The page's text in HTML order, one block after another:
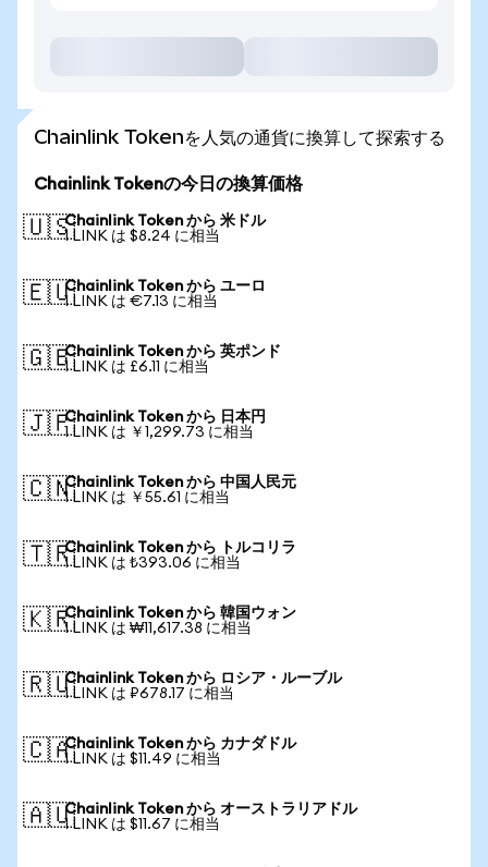
Chainlink Tokenを人気の通貨に換算して探索する
Chainlink Tokenの今日の換算価格
🇺🇸Chainlink Token から 米ドル
1 LINK は $8.24 に相当
🇪🇺Chainlink Token から ユーロ
1 LINK は €7.13 に相当
🇬🇧Chainlink Token から 英ポンド
1 LINK は £6.11 に相当
🇯🇵Chainlink Token から 日本円
1 LINK は ￥1,299.73 に相当
🇨🇳Chainlink Token から 中国人民元
1 LINK は ￥55.61 に相当
🇹🇷Chainlink Token から トルコリラ
1 LINK は ₺393.06 に相当
🇰🇷Chainlink Token から 韓国ウォン
1 LINK は ₩11,617.38 に相当
🇷🇺Chainlink Token から ロシア・ルーブル
1 LINK は ₽678.17 に相当
🇨🇦Chainlink Token から カナダドル
1 LINK は $11.49 に相当
🇦🇺Chainlink Token から オーストラリアドル
1 LINK は $11.67 に相当